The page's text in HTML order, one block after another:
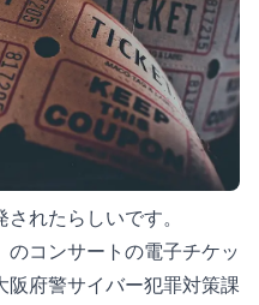
れたらしいです。
コンサートの電子チケッ
阪府警サイバー犯罪対策課